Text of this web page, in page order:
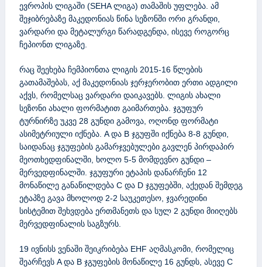
ევროპის ლიგაში (SEHA ლიგა) თამაშის უფლება. ამ
შეჯიბრებაზე მაკედონიას წინა სეზონში ორი გრანდი,
ვარდარი და მეტალურგი წარადგენდა, ისევე როგორც
ჩეპიონთ ლიგაზე.
რაც შეეხება ჩემპიონთა ლიგის 2015-16 წლების
გათამაშებას, აქ მაკედონიას ჯერჯერობით ერთი ადგილი
აქვს, რომელსაც ვარდარი დაიკავებს. ლიგის ახალი
სეზონი ახალი ფორმატით გაიმართება. ჯგუფურ
ტურნირზე უკვე 28 გუნდი გამოვა, ოღონდ ფორმატი
ასიმეტრიული იქნება. A და B ჯგუფში იქნება 8-8 გუნდი,
საიდანაც ჯგუფების გამარჯვებულები გავლენ პირდაპირ
მეოთხედფინალში, ხოლო 5-5 მომდევნო გუნდი –
მერვედფინალში. ჯგუფური ეტაპის დანარჩენი 12
მონაწილე განაწილდება C და D ჯგუფებში, აქედან შემდეგ
ეტაპზე გავა მხოლოდ 2-2 საუკეთესო, ჯვარედინი
სისტემით შეხვდება ერთმანეთს და სულ 2 გუნდი მიიღებს
მერვედფინალის საგზურს.
19 ივნისს ვენაში შეიკრიბება EHF აღმასკომი, რომელიც
შეარჩევს A და B ჯგუფების მონაწილე 16 გუნდს, ასევე C